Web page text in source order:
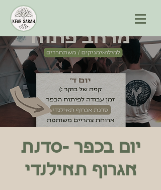
יום בכפר -סדנת
אגרוף תאילנדי